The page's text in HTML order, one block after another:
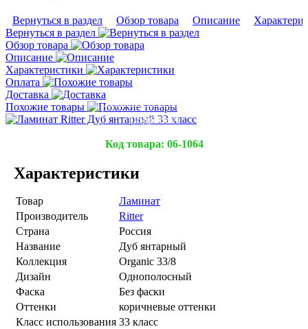
Вернуться в раздел Обзор товара Описание
Вернуться в раздел
Обзор товара
Описание
Характеристики
Оплата
Доставка
Похожие товары
Подробнее
Код товара: 06-1064
Характеристики
Товар
Ламинат
Производитель
Ritter
Страна
Россия
Название
Дуб янтарный
Коллекция
Organic 33/8
Дизайн
Однополосный
Фаска
Без фаски
Оттенки
коричневые оттенки
Класс использования 33 класс